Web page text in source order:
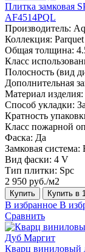
Плитка замковая
AF4514PQL
Производитель:
Коллекция: Parquet
Общая толщина:
Класс
Полосность (вид
Дополнительная
Материал изделия:
Способ укладки:
Кратность
Класс пожарной
Фаска: Да
Замковая система:
Вид фаски: 4 V
Тип плитки: Spc
2 950 руб./м2
Купить Купить в
В избранное В
Сравнить
Кварц виниловый